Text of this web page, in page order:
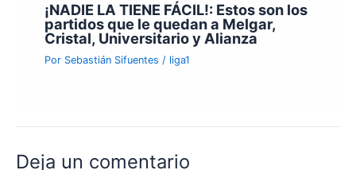
¡NADIE LA TIENE FÁCIL!: Estos son los
partidos que le quedan a Melgar,
Cristal, Universitario y Alianza
Por Sebastián Sifuentes/ liga1
Deja un comentario